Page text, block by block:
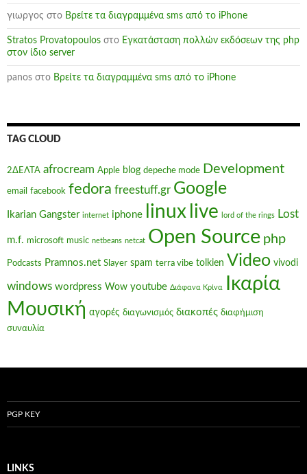
γιωργος στο Βρείτε τα διαγραμμένα sms από το iPhone
Stratos Provatopoulos στο Εγκατάσταση πολλών εκδόσεων της php
στον ίδιο server
panos στο Βρείτε τα διαγραμμένα sms από το iPhone
TAG CLOUD
2ΔΕΛΤΑ afrocream Apple blog depeche mode Development
email facebook fedora freestuff.gr Google
Ikarian Gangster internet iphone linux live lord of the rings Lost
m.f. microsoft music netbeans netcat Open Source php
Podcasts Pramnos.net Slayer spam terra vibe tolkien Video vivodi
windows wordpress Wow youtube Διάφανα Κρίνα Ικαρία
Μουσική αγορές διαγωνισμός διακοπές διαφήμιση
συναυλία
PGP KEY
LINKS